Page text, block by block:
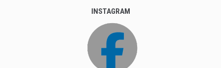
INSTAGRAM